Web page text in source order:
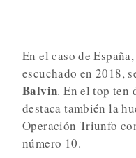
En el caso de España,
escuchado en 2018,
Balvin. En el top ten
destaca también la
Operación Triunfo
número 10.